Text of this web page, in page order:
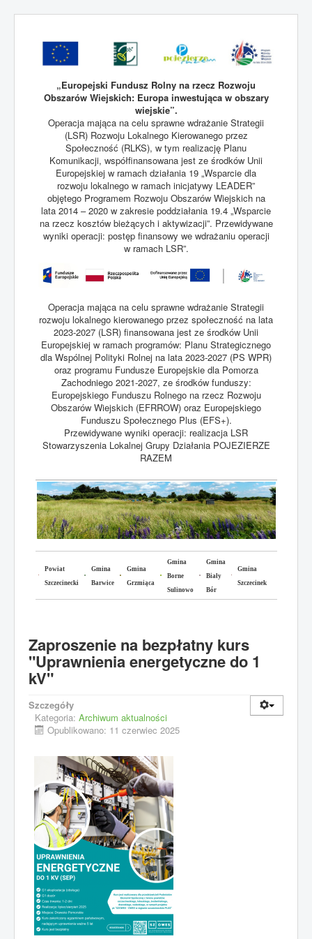
„Europejski Fundusz Rolny na rzecz Rozwoju
Obszarów Wiejskich: Europa inwestująca w obszary
wiejskie”.
Operacja mająca na celu sprawne wdrażanie Strategii
(LSR) Rozwoju Lokalnego Kierowanego przez
Społeczność (RLKS), w tym realizację Planu
Komunikacji, współfinansowana jest ze środków Unii
Europejskiej w ramach działania 19 „Wsparcie dla
rozwoju lokalnego w ramach inicjatywy LEADER”
objętego Programem Rozwoju Obszarów Wiejskich na
lata 2014 – 2020 w zakresie poddziałania 19.4 „Wsparcie
na rzecz kosztów bieżących i aktywizacji”. Przewidywane
wyniki operacji: postęp finansowy we wdrażaniu operacji
w ramach LSR”.
Operacja mająca na celu sprawne wdrażanie Strategii
rozwoju lokalnego kierowanego przez społeczność na lata
2023-2027 (LSR) finansowana jest ze środków Unii
Europejskiej w ramach programów: Planu Strategicznego
dla Wspólnej Polityki Rolnej na lata 2023-2027 (PS WPR)
oraz programu Fundusze Europejskie dla Pomorza
Zachodniego 2021-2027, ze środków funduszy:
Europejskiego Funduszu Rolnego na rzecz Rozwoju
Obszarów Wiejskich (EFRROW) oraz Europejskiego
Funduszu Społecznego Plus (EFS+).
Przewidywane wyniki operacji: realizacja LSR
Stowarzyszenia Lokalnej Grupy Działania POJEZIERZE
RAZEM
Powiat
Szczecinecki
Gmina
Barwice
Gmina
Grzmiąca
Gmina
Borne
Sulinowo
Gmina
Biały
Bór
Gmina
Szczecinek
Zaproszenie na bezpłatny kurs
"Uprawnienia energetyczne do 1
kV"
Szczegóły
Kategoria: Archiwum aktualności
Opublikowano: 11 czerwiec 2025